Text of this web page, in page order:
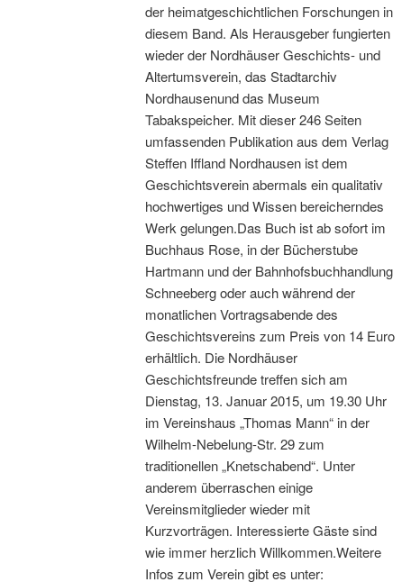
der heimatgeschichtlichen Forschungen in
diesem Band. Als Herausgeber fungierten
wieder der Nordhäuser Geschichts- und
Altertumsverein, das Stadtarchiv
Nordhausenund das Museum
Tabakspeicher. Mit dieser 246 Seiten
umfassenden Publikation aus dem Verlag
Steffen Iffland Nordhausen ist dem
Geschichtsverein abermals ein qualitativ
hochwertiges und Wissen bereicherndes
Werk gelungen.Das Buch ist ab sofort im
Buchhaus Rose, in der Bücherstube
Hartmann und der Bahnhofsbuchhandlung
Schneeberg oder auch während der
monatlichen Vortragsabende des
Geschichtsvereins zum Preis von 14 Euro
erhältlich. Die Nordhäuser
Geschichtsfreunde treffen sich am
Dienstag, 13. Januar 2015, um 19.30 Uhr
im Vereinshaus „Thomas Mann“ in der
Wilhelm-Nebelung-Str. 29 zum
traditionellen „Knetschabend“. Unter
anderem überraschen einige
Vereinsmitglieder wieder mit
Kurzvorträgen. Interessierte Gäste sind
wie immer herzlich Willkommen.Weitere
Infos zum Verein gibt es unter: